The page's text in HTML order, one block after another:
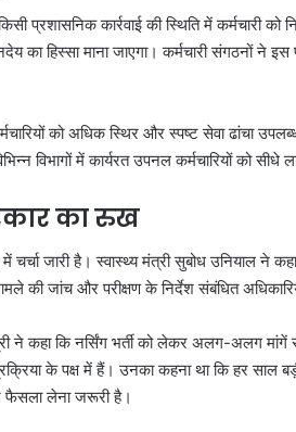
प्रशासनिक कार्रवाई की स्थिति में कर्मचारी
का हिस्सा माना जाएगा। कर्मचारी संगठनों ने
को अधिक स्थिर और स्पष्ट सेवा ढांचा
विभागों में कार्यरत उपनल कर्मचारियों को सीधे
का रुख
में चर्चा जारी है। स्वास्थ्य मंत्री सुबोध उनियाल ने
की जांच और परीक्षण के निर्देश संबंधित
ने कहा कि नर्सिंग भर्ती को लेकर अलग-अलग मांगें
के पक्ष में हैं। उनका कहना था कि हर साल
लेना जरूरी है।